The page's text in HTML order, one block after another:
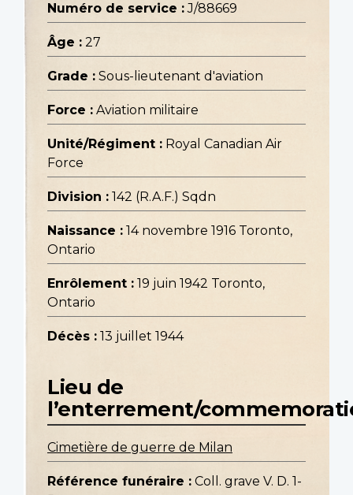
Numéro de service : J/88669
Âge : 27
Grade : Sous-lieutenant d'aviation
Force : Aviation militaire
Unité/Régiment : Royal Canadian Air
Force
Division : 142 (R.A.F.) Sqdn
Naissance : 14 novembre 1916 Toronto,
Ontario
Enrôlement : 19 juin 1942 Toronto,
Ontario
Décès : 13 juillet 1944
Lieu de
l’enterrement/
Cimetière de guerre de Milan
Référence funéraire : Coll. grave V. D. 1-